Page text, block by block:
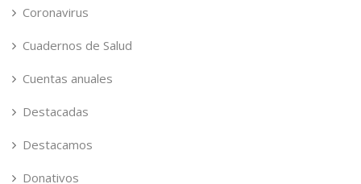
Coronavirus
Cuadernos de Salud
Cuentas anuales
Destacadas
Destacamos
Donativos